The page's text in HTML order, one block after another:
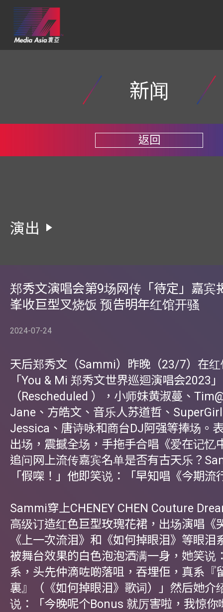
新闻
返回
演出
郑秀文演唱会第9场网传「待定」嘉宾
峯收巨型叉烧饭 预告明年红馆开骚
2024-07-24
天后郑秀文（Sammi）昨晚（23/7）在
「You & Mi 郑秀文世界巡迴演唱会2023」
（Rescheduled ），小师妹黄淑蔓、
Jane、方皓文、音乐人苏道哲、
Jessica、唐诗咏和商台DJ阿强等捧场。
出场，震撼全场，手拖手合唱《爱在记忆
追问网上流传嘉宾名单是否有古天乐？
「假㗎！」他即笑说：「早知唱《今期流
Sammi穿上CHENEY CHEN Couture
高级订造红色巨型玫瑰花裙，出场演唱《
《上一次流泪》和《如何掉眼泪》等眼泪
被舞台效果的白色泡泡洒满一身，她笑说
系，头先仲滴咗啲落咀，吞埋佢，真系『
裏』（《如何掉眼泪》歌词）」然后她介
说：「今晚呢个Bonus 就厉害啦，我惊你